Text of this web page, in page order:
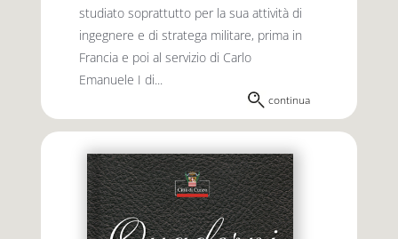
studiato soprattutto per la sua attività di
ingegnere e di stratega militare, prima in
Francia e poi al servizio di Carlo
Emanuele I di...
continua